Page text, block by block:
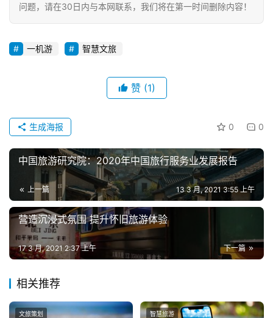
问题，请在30日内与本网联系，我们将在第一时间删除内容！
一机游 智慧文旅
赞 (1)
0 0
生成海报
中国旅游研究院：2020年中国旅行服务业发展报告
上一篇 13 3 月, 2021 3:55 上午
营造沉浸式氛围 提升怀旧旅游体验
下一篇
17 3 月, 2021 2:37 上午
相关推荐
文旅策划 智慧旅游